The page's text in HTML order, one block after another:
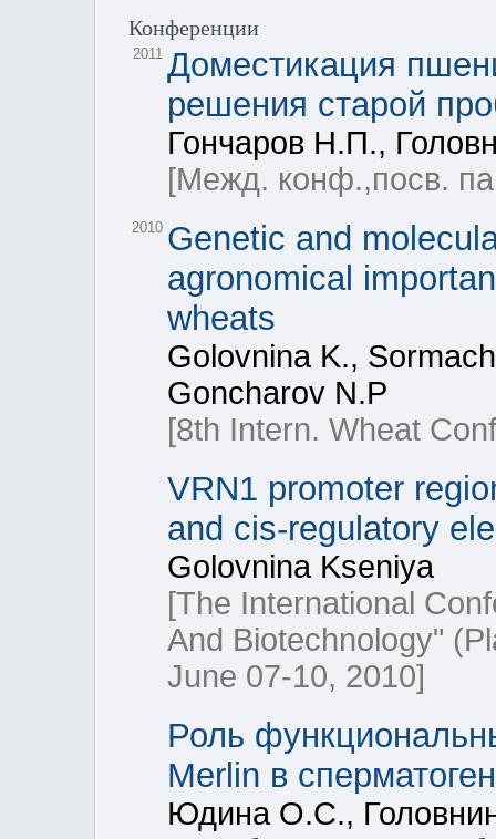
Конференции
2011 Доместикация
решения старой
Гончаров Н.П.,
[Межд. конф.,посв.
2010 Genetic and
agronomical
wheats
Golovnina K.,
Goncharov N.P
[8th Intern. Wheat
VRN1 promoter
and cis-regulatory
Golovnina Kseniya
[The International
And Biotechnology"
June 07-10, 2010]
Роль
Merlin в
Юдина О.С.,